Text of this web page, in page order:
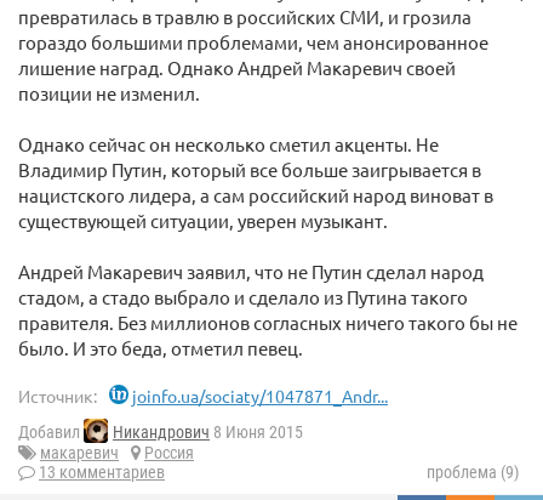
превратилась в травлю в российских СМИ, и грозила
гораздо большими проблемами, чем анонсированное
лишение наград. Однако Андрей Макаревич своей
позиции не изменил.
Однако сейчас он несколько сметил акценты. Не
Владимир Путин, который все больше заигрывается в
нацистского лидера, а сам российский народ виноват в
существующей ситуации, уверен музыкант.
Андрей Макаревич заявил, что не Путин сделал народ
стадом, а стадо выбрало и сделало из Путина такого
правителя. Без миллионов согласных ничего такого бы не
было. И это беда, отметил певец.
Источник: joinfo.ua/sociaty/1047871_Andr...
Добавил Никандрович 8 Июня 2015
макаревич
Россия
13 комментариев
проблема (9)